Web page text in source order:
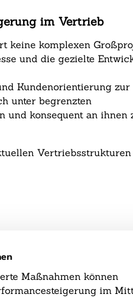
im Vertrieb
komplexen
und die gezielte
Kundenorientierung zur
unter begrenzten
und konsequent an ihnen
Vertriebsstrukturen
Maßnahmen können
im